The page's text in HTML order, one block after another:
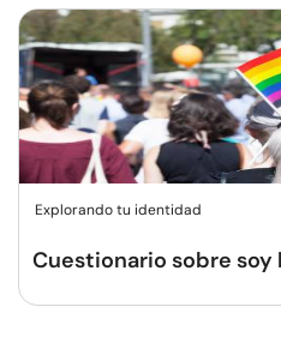
Explorando tu identidad
Cuestionario sobre soy